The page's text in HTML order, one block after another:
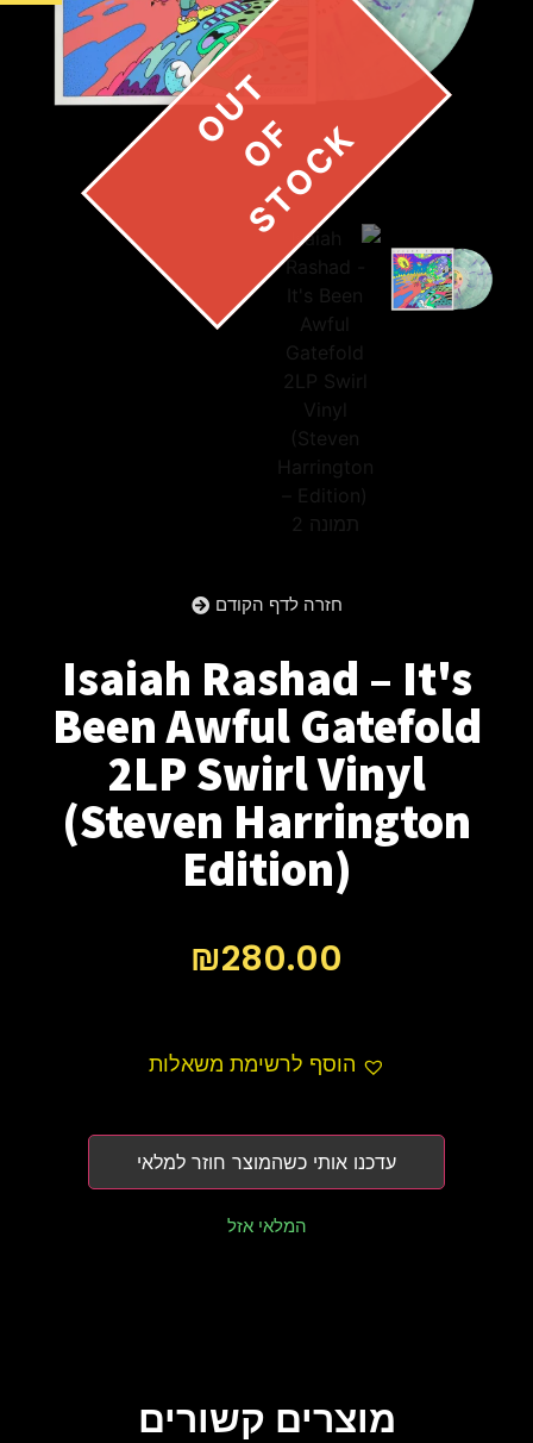
חזרה לדף הקודם
Isaiah Rashad – It's
Been Awful Gatefold
2LP Swirl Vinyl
(Steven Harrington
Edition)
₪280.00
הוסף לרשימת משאלות
עדכנו אותי כשהמוצר חוזר למלאי
המלאי אזל
מוצרים קשורים